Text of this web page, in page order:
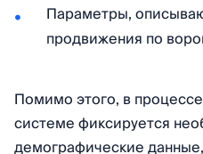
Параметры,
продвижения по
Помимо этого, в
системе фиксируется
демографические